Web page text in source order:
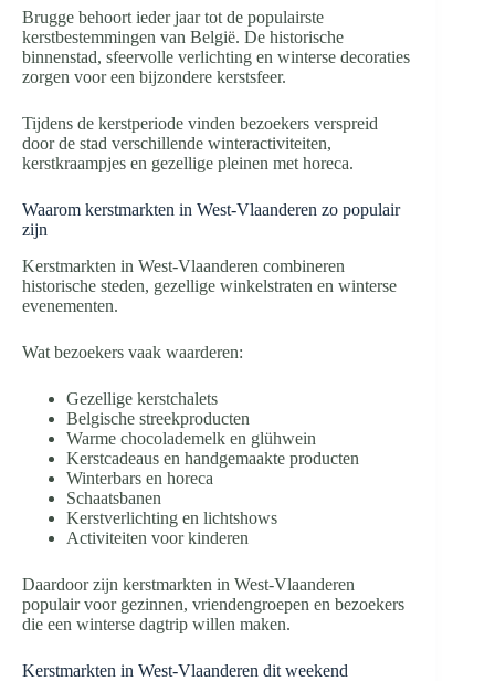
Brugge behoort ieder jaar tot de populairste
kerstbestemmingen van België. De historische
binnenstad, sfeervolle verlichting en winterse decoraties
zorgen voor een bijzondere kerstsfeer.
Tijdens de kerstperiode vinden bezoekers verspreid
door de stad verschillende winteractiviteiten,
kerstkraampjes en gezellige pleinen met horeca.
Waarom kerstmarkten in West-Vlaanderen zo populair
zijn
Kerstmarkten in West-Vlaanderen combineren
historische steden, gezellige winkelstraten en winterse
evenementen.
Wat bezoekers vaak waarderen:
Gezellige kerstchalets
Belgische streekproducten
Warme chocolademelk en glühwein
Kerstcadeaus en handgemaakte producten
Winterbars en horeca
Schaatsbanen
Kerstverlichting en lichtshows
Activiteiten voor kinderen
Daardoor zijn kerstmarkten in West-Vlaanderen
populair voor gezinnen, vriendengroepen en bezoekers
die een winterse dagtrip willen maken.
Kerstmarkten in West-Vlaanderen dit weekend